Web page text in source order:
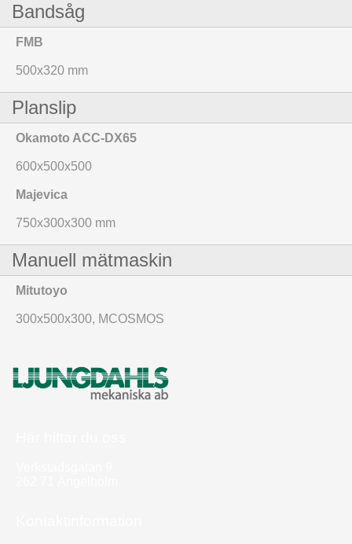
Bandsåg
FMB
500x320 mm
Planslip
Okamoto ACC-DX65
600x500x500
Majevica
750x300x300 mm
Manuell mätmaskin
Mitutoyo
300x500x300, MCOSMOS